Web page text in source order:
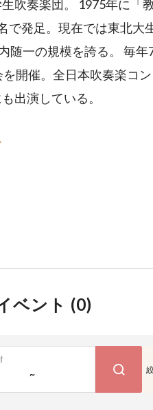
吹奏楽団。 1975年に「
で発足。現在では東北大
随一の規模を誇る。 毎年
開催。全日本吹奏楽コ
出演している。
ベント (0)
~